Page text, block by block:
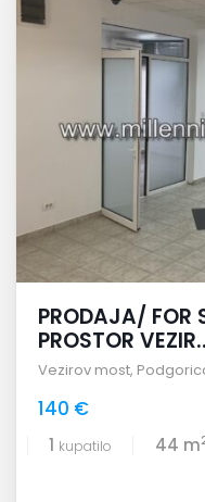
PRODAJA/ FOR
PROSTOR
Vezirov most,
140 €
1 kupatilo 44 m